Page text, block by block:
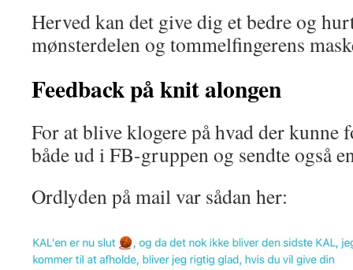
Herved kan det give dig et bedre og
mønsterdelen og tommelfingerens
Feedback på knit alongen
For at blive klogere på hvad der kunne
både ud i FB-gruppen og sendte også
Ordlyden på mail var sådan her: